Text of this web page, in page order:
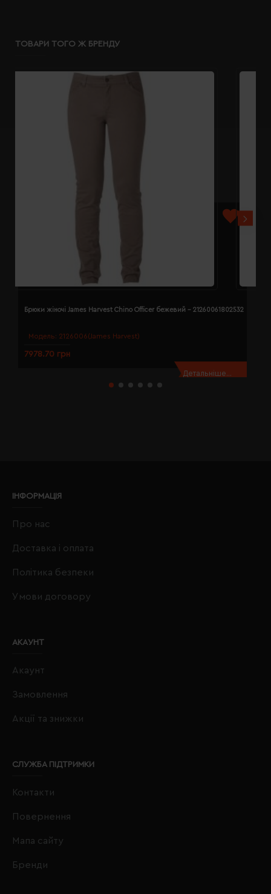
ТОВАРИ ТОГО Ж БРЕНДУ
Модель: 2126006(James Harvest)
Брюки жіночі James Harvest Chino Officer бежевий - 21260061802532
7978.70 грн
Детальніше...
ІНФОРМАЦІЯ
Про нас
Доставка і оплата
Політика безпеки
Умови договору
АКАУНТ
Акаунт
Замовлення
Акції та знижки
СЛУЖБА ПІДТРИМКИ
Контакти
Повернення
Мапа сайту
Бренди